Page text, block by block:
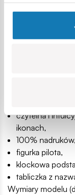
gesammelt
594 wysokiej
spełniają
klocki z
czytelna i
ikonach,
100%
figurka pilota,
klockowa
tabliczka z
Wymiary modelu